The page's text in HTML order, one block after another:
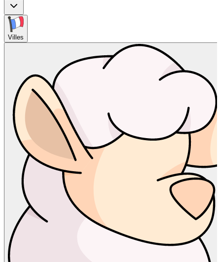
Villes